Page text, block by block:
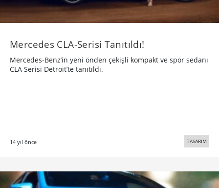
Mercedes CLA-Serisi Tanıtıldı!
Mercedes-Benz’in yeni önden çekişli kompakt ve spor sedanı
CLA Serisi Detroit’te tanıtıldı.
14 yıl önce TASARIM